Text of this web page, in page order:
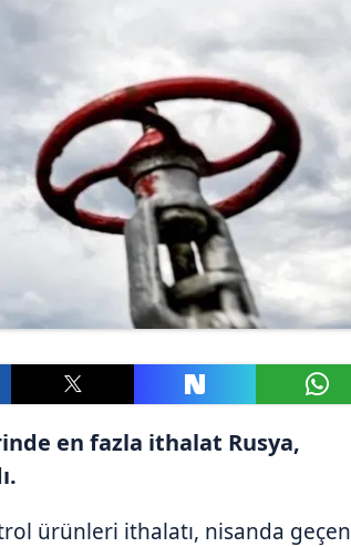
en fazla ithalat Rusya,
ürünleri ithalatı, nisanda geçen